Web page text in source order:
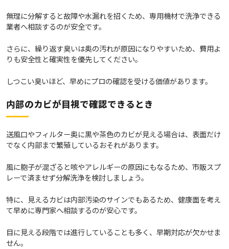
無理に分解すると故障や水漏れを招くため、専用機材で洗浄できる
業者へ相談するのが安全です。
さらに、繰り返す臭いは奥の汚れが原因になりやすいため、費用よ
りも安全性と確実性を優先してください。
しつこい臭いほど、早めにプロの確認を受ける価値があります。
内部のカビが目視で確認できるとき
送風口やフィルター奥に黒や茶色のカビが見える場合は、表面だけ
でなく内部まで繁殖しているおそれがあります。
風に胞子が混ざると咳やアレルギーの原因にもなるため、市販スプ
レーで済ませず分解洗浄を検討しましょう。
特に、見えるカビは内部汚染のサインでもあるため、健康面を考え
て早めに専門家へ相談するのが安心です。
目に見える段階では進行していることも多く、早期対応が欠かせま
せん。